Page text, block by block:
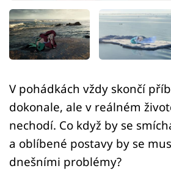
Sledujte nás
V pohádkách vždy skončí
dokonale, ale v reálném
nechodí. Co když by se
a oblíbené postavy by se
dnešními problémy?